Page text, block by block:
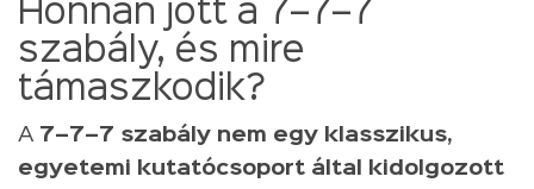
Honnan jött a 7–7–7
szabály, és mire
támaszkodik?
A 7–7–7 szabály nem egy klasszikus,
egyetemi kutatócsoport által kidolgozott